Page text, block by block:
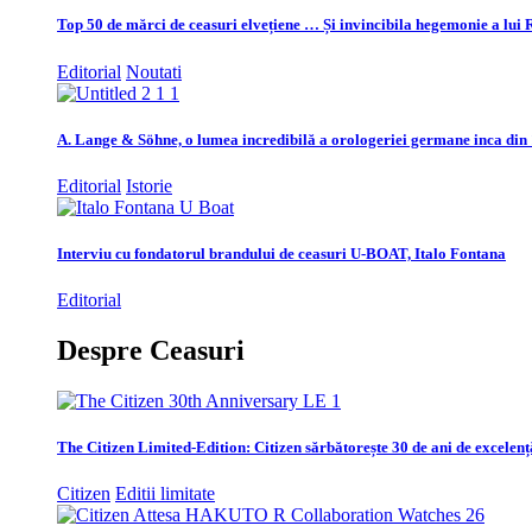
Top 50 de mărci de ceasuri elvețiene … Și invincibila hegemonie a lui
Editorial Noutati
A. Lange & Söhne, o lumea incredibilă a orologeriei germane inca din
Editorial Istorie
Interviu cu fondatorul brandului de ceasuri U-BOAT, Italo Fontana
Editorial
Despre Ceasuri
The Citizen Limited-Edition: Citizen sărbătorește 30 de ani de
Citizen Editii limitate